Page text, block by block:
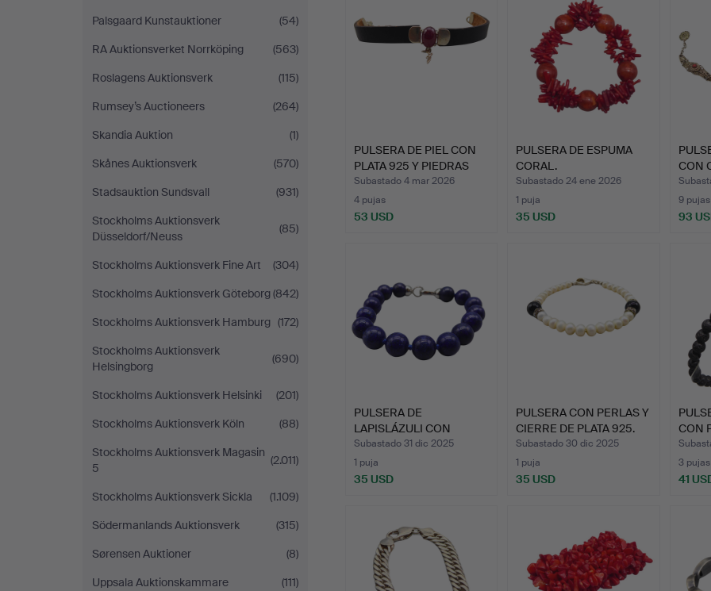
Palsgaard Kunstauktioner
(54)
RA Auktionsverket Norrköping
(563)
Roslagens Auktionsverk
(115)
Rumsey’s Auctioneers
(264)
Skandia Auktion
(1)
Skånes Auktionsverk
(570)
Stadsauktion Sundsvall
(931)
Stockholms Auktionsverk
Düsseldorf/Neuss
(85)
Stockholms Auktionsverk Fine Art
(304)
Stockholms Auktionsverk Göteborg(842)
Stockholms Auktionsverk Hamburg (172)
Stockholms Auktionsverk
Helsingborg
(690)
Stockholms Auktionsverk Helsinki
(201)
Stockholms Auktionsverk Köln
(88)
Stockholms Auktionsverk Magasin
5
(2.011)
Stockholms Auktionsverk Sickla
(1.109)
Södermanlands Auktionsverk
(315)
Sørensen Auktioner
(8)
Uppsala Auktionskammare
(111)
PULSERA DE PIEL CON
PLATA 925 Y PIEDRAS
PR…
Subastado 4 mar 2026
4 pujas
53 USD
PULSERA DE ESPUMA
CORAL.
Subastado 24 ene 2026
1 puja
35 USD
CON
9 pujas
93
PULSERA DE
LAPISLÁZULI CON
CIERRE DE METAL…
Subastado 31 dic 2025
1 puja
35 USD
PULSERA CON PERLAS Y
CIERRE DE PLATA 925.
Subastado 30 dic 2025
1 puja
35 USD
CON
DIA…
3 pujas
41